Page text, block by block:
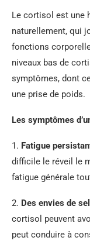
Le cortisol est une
naturellement, qui
fonctions
niveaux bas de
symptômes, dont
une prise de poids.
Les symptômes
1. Fatigue
difficile le réveil le
fatigue générale
2. Des envies de
cortisol peuvent
peut conduire à